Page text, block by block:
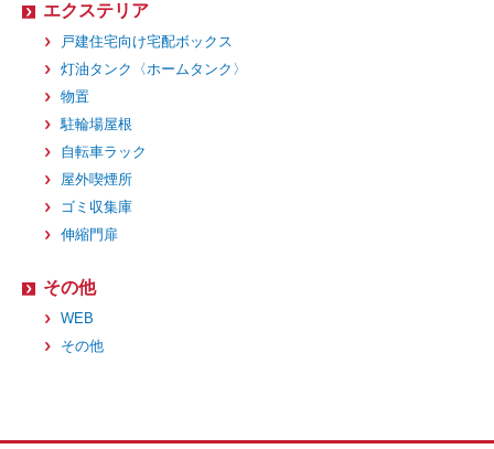
エクステリア
戸建住宅向け宅配ボックス
灯油タンク〈ホームタンク〉
物置
駐輪場屋根
自転車ラック
屋外喫煙所
ゴミ収集庫
伸縮門扉
その他
WEB
その他